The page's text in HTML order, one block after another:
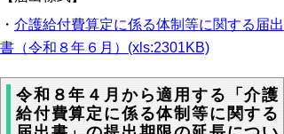
・ 介護給付費算定に係る体制等に関する届出
書（令和８年６月）(xls:2301KB)
令和８年４月から適用する「介護
給付費算定に係る体制等に関する